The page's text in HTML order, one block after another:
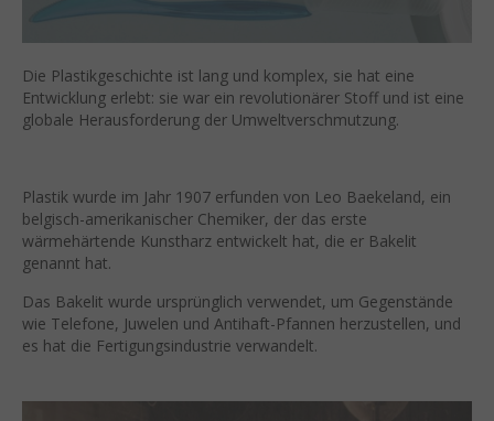
Die Plastikgeschichte ist lang und komplex, sie hat eine
Entwicklung erlebt: sie war ein revolutionärer Stoff und ist eine
globale Herausforderung der Umweltverschmutzung.
Plastik wurde im Jahr 1907 erfunden von Leo Baekeland, ein
belgisch-amerikanischer Chemiker, der das erste
wärmehärtende Kunstharz entwickelt hat, die er Bakelit
genannt hat.
Das Bakelit wurde ursprünglich verwendet, um Gegenstände
wie Telefone, Juwelen und Antihaft-Pfannen herzustellen, und
es hat die Fertigungsindustrie verwandelt.